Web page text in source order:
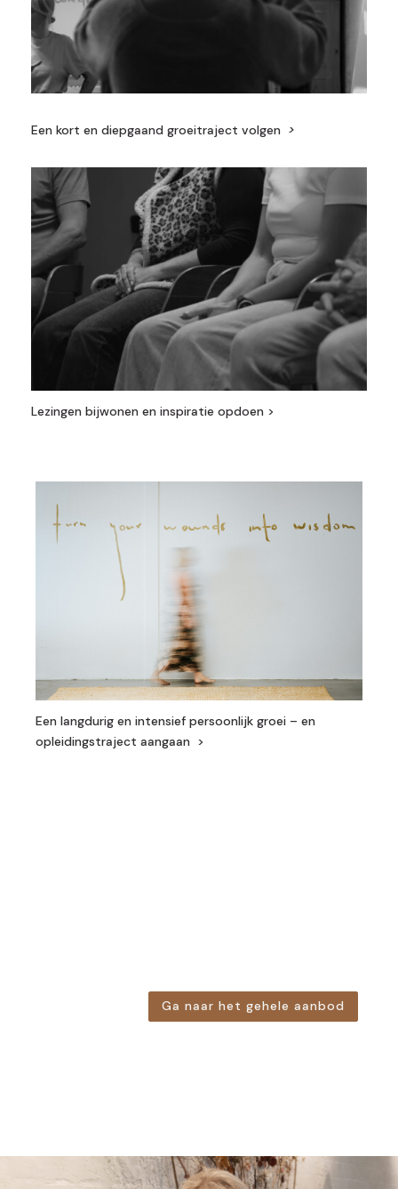
Een kort en diepgaand groeitraject volgen >
Lezingen bijwonen en inspiratie opdoen >
Een langdurig en intensief persoonlijk groei – en
opleidingstraject aangaan >
Ga naar het gehele aanbod